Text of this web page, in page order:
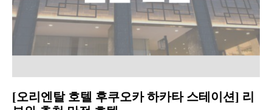
[오리엔탈 호텔 후쿠오카 하카타 스테이션] 리